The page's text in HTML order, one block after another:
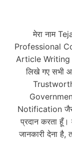
मेरा नाम
Professional
Article Writing के
लिखे गए सभी
Notification जैसे
प्रदान करता
जानकारी देना है,